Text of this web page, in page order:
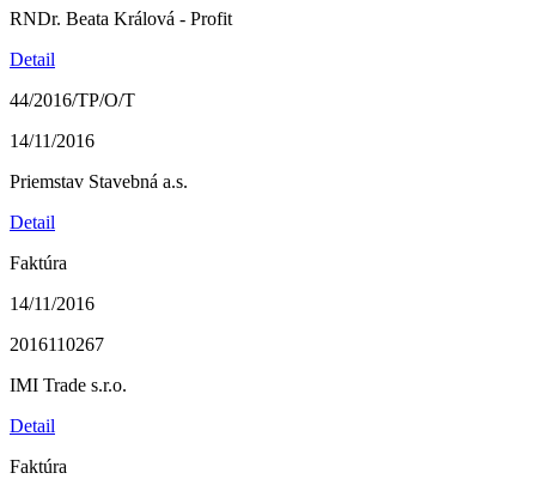
RNDr. Beata Králová - Profit
Detail
44/2016/TP/O/T
14/11/2016
Priemstav Stavebná a.s.
Detail
Faktúra
14/11/2016
2016110267
IMI Trade s.r.o.
Detail
Faktúra